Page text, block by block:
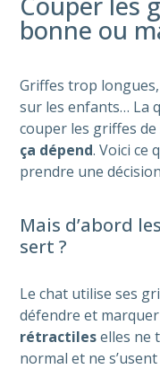
bonne ou
Griffes trop
sur les enfants… La
couper les griffes de
ça dépend. Voici ce
prendre une
Mais d’abord
sert ?
Le chat utilise ses
défendre et
rétractileselles ne
normal et ne